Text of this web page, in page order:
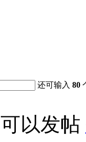
还可输入80
以发帖